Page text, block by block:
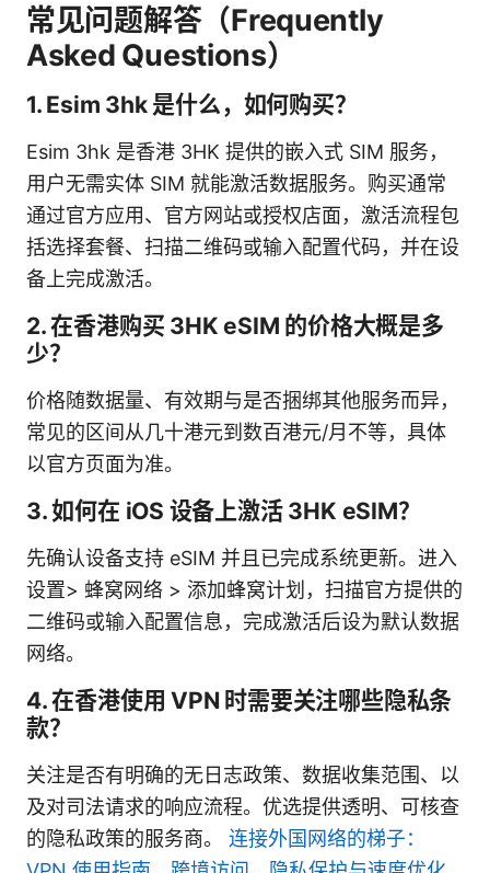
常见问题解答（Frequently
Asked Questions）
1. Esim 3hk 是什么，如何购买？
Esim 3hk 是香港 3HK 提供的嵌入式 SIM 服务，
用户无需实体 SIM 就能激活数据服务。购买通常
通过官方应用、官方网站或授权店面，激活流程包
括选择套餐、扫描二维码或输入配置代码，并在设
备上完成激活。
2. 在香港购买 3HK eSIM 的价格大概是多
少？
价格随数据量、有效期与是否捆绑其他服务而异，
常见的区间从几十港元到数百港元/月不等，具体
以官方页面为准。
3. 如何在 iOS 设备上激活 3HK eSIM？
先确认设备支持 eSIM 并且已完成系统更新。进入
设置> 蜂窝网络 > 添加蜂窝计划，扫描官方提供的
二维码或输入配置信息，完成激活后设为默认数据
网络。
4. 在香港使用 VPN 时需要关注哪些隐私条
款？
关注是否有明确的无日志政策、数据收集范围、以
及对司法请求的响应流程。优选提供透明、可核查
的隐私政策的服务商。 连接外国网络的梯子：